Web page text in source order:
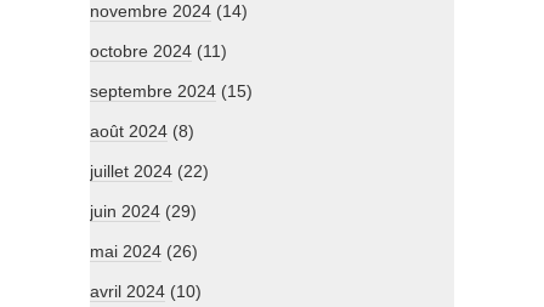
novembre 2024 (14)
octobre 2024 (11)
septembre 2024 (15)
août 2024 (8)
juillet 2024 (22)
juin 2024 (29)
mai 2024 (26)
avril 2024 (10)